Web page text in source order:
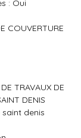
: Oui
COUVERTURE
TRAVAUX DE
DENIS
denis